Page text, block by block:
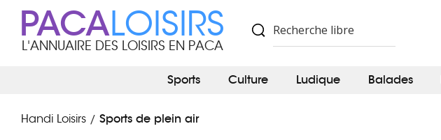
PACALOISIRS
L'ANNUAIRE DES LOISIRS EN PACA
Sports Culture Ludique Balades
Handi Loisirs / Sports de plein air